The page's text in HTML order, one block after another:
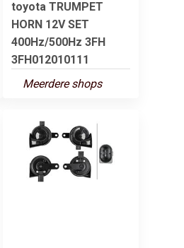
toyota TRUMPET
HORN 12V SET
400Hz/500Hz 3FH
3FH012010111
Meerdere shops